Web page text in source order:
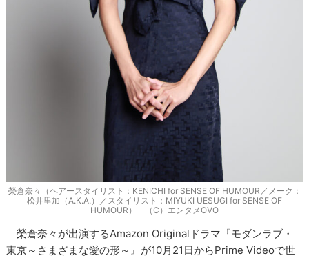
榮倉奈々（ヘアースタイリスト：KENICHI for SENSE OF HUMOUR／メーク：
松井里加（A.K.A.）／スタイリスト：MIYUKI UESUGI for SENSE OF
HUMOUR） （C）エンタメOVO
榮倉奈々が出演するAmazon Originalドラマ『モダンラブ・
東京～さまざまな愛の形～』が10月21日からPrime Videoで世